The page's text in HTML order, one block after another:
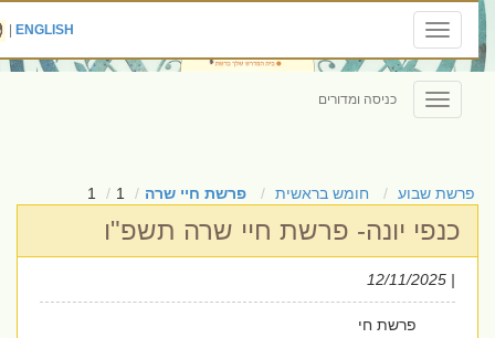
Toggle
navigation
ENGLISH
|
Toggle
navigation
כניסה ומדורים
פרשת שבוע חומש בראשית פרשת חיי שרה 1
1
כנפי יונה- פרשת חיי שרה תשפ"ו
פרשת חי